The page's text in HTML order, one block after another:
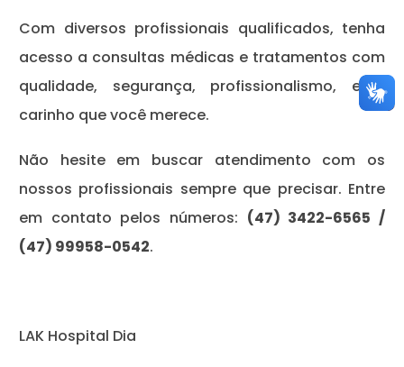
Com diversos profissionais qualificados, tenha
acesso a consultas médicas e tratamentos com
qualidade, segurança, profissionalismo, e o
carinho que você merece.
Não hesite em buscar atendimento com os
nossos profissionais sempre que precisar. Entre
em contato pelos números: (47) 3422-6565 /
(47) 99958-0542.
LAK Hospital Dia